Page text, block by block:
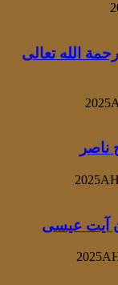
الله تعالى
ناصر
آيت عيسى